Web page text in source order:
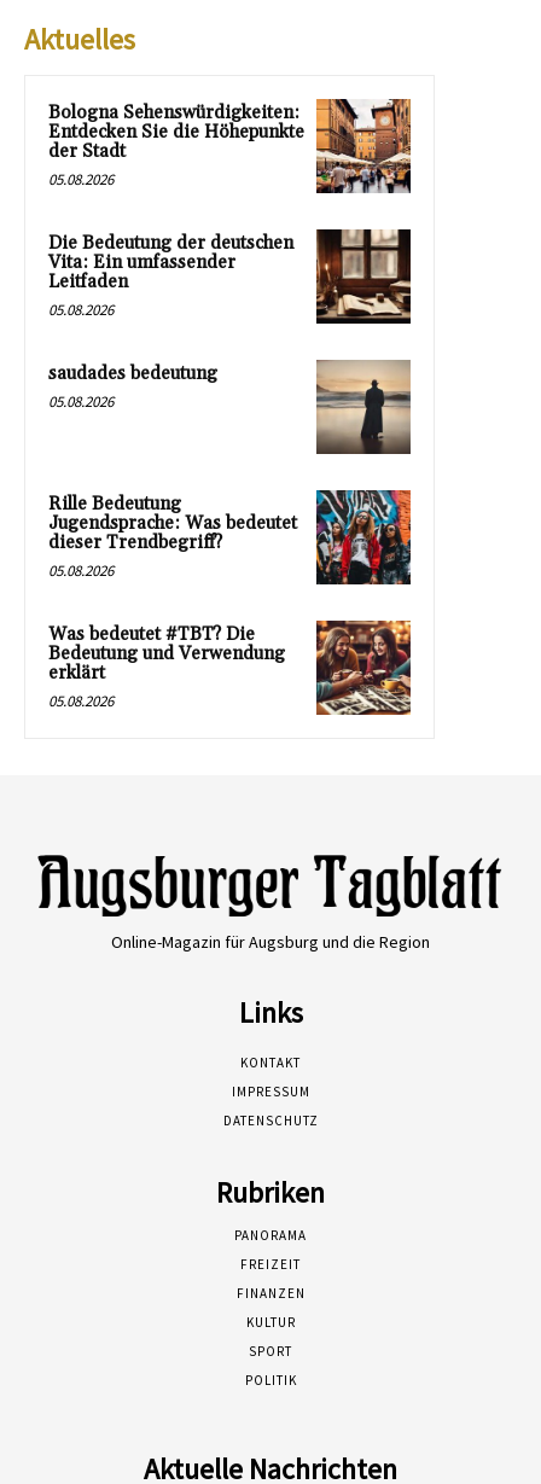
Aktuelles
Bologna Sehenswürdigkeiten:
Entdecken Sie die Höhepunkte
der Stadt
05.08.2026
Die Bedeutung der deutschen
Vita: Ein umfassender
Leitfaden
05.08.2026
saudades bedeutung
05.08.2026
Rille Bedeutung
Jugendsprache: Was bedeutet
dieser Trendbegriff?
05.08.2026
Was bedeutet #TBT? Die
Bedeutung und Verwendung
erklärt
05.08.2026
Online-Magazin für Augsburg und die Region
Links
KONTAKT
IMPRESSUM
DATENSCHUTZ
Rubriken
PANORAMA
FREIZEIT
FINANZEN
KULTUR
SPORT
POLITIK
Aktuelle Nachrichten